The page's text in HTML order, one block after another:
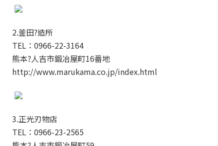
2.釜田?造所‎
TEL：0966-22-3164
熊本?人吉市鍛冶屋町16番地
http://www.marukama.co.jp/index.html
3.正光刃物店
TEL：0966-23-2565